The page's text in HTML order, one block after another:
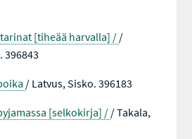
[tiheää harvalla] / /
396843
/ Latvus, Sisko. 396183
[selkokirja] / / Takala,